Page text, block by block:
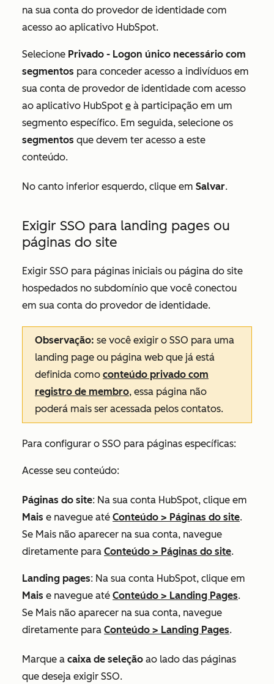
na sua conta do provedor de identidade com
acesso ao aplicativo HubSpot.
Selecione Privado - Logon único necessário com
segmentos para conceder acesso a indivíduos em
sua conta de provedor de identidade com acesso
ao aplicativo HubSpot e à participação em um
segmento específico. Em seguida, selecione os
segmentos que devem ter acesso a este
conteúdo.
No canto inferior esquerdo, clique em Salvar.
Exigir SSO para landing pages ou
páginas do site
Exigir SSO para páginas iniciais ou página do site
hospedados no subdomínio que você conectou
em sua conta do provedor de identidade.
Observação: se você exigir o SSO para uma
landing page ou página web que já está
definida como conteúdo privado com
registro de membro, essa página não
poderá mais ser acessada pelos contatos.
Para configurar o SSO para páginas específicas:
Acesse seu conteúdo:
Páginas do site: Na sua conta HubSpot, clique em
Mais e navegue até Conteúdo > Páginas do site.
Se Mais não aparecer na sua conta, navegue
diretamente para Conteúdo > Páginas do site.
Landing pages: Na sua conta HubSpot, clique em
Mais e navegue até Conteúdo > Landing Pages.
Se Mais não aparecer na sua conta, navegue
diretamente para Conteúdo > Landing Pages.
Marque a caixa de seleção ao lado das páginas
que deseja exigir SSO.